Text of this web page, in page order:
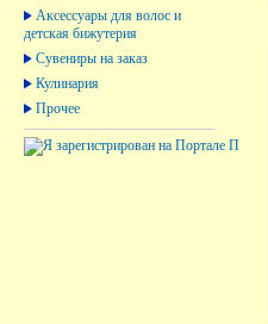
Аксессуары для волос и
детская бижутерия
Сувениры на заказ
Кулинария
Прочее